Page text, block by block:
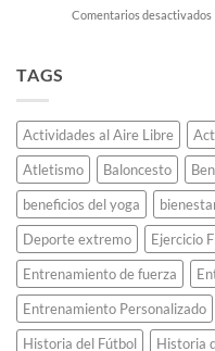
Comentarios desactivados
TAGS
Actividades al Aire Libre
Atletismo
Baloncesto
beneficios del yoga
Deporte extremo
Ejercicio
Entrenamiento de fuerza
Entrenamiento Personalizado
Historia del Fútbol
Historia